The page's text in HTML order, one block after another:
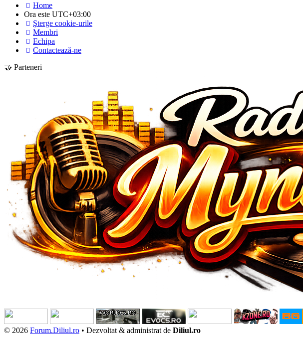
Home
Ora este UTC+03:00
Şterge cookie-urile
Membri
Echipa
Contactează-ne
🤝 Parteneri
© 2026 Forum.Diliul.ro • Dezvoltat & administrat de Diliul.ro